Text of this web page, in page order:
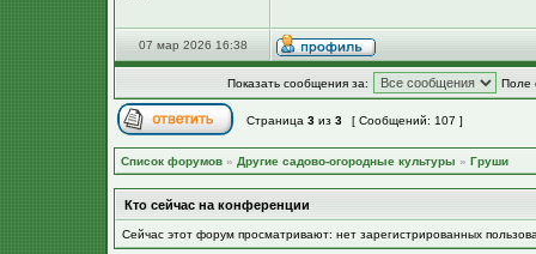
07 мар 2026 16:38
Показать сообщения за: Поле
Страница 3 из 3 [ Сообщений: 107 ]
Список форумов » Другие садово-огородные культуры » Груши
Кто сейчас на конференции
Сейчас этот форум просматривают: нет зарегистрированных